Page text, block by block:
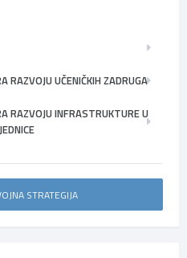
RAZVOJU UČENIČKIH ZADRUGA
RAZVOJU INFRASTRUKTURE U
STRATEGIJA